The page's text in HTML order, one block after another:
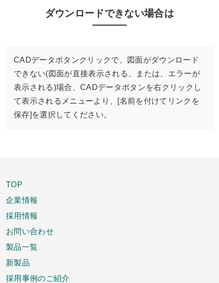
ダウンロードできない場合は
CADデータボタンクリックで、図面がダウンロード
できない(図面が直接表示される、または、エラーが
表示される)場合、CADデータボタンを右クリックし
て表示されるメニューより、[名前を付けてリンクを
保存]を選択してください。
TOP
企業情報
採用情報
お問い合わせ
製品一覧
新製品
採用事例のご紹介